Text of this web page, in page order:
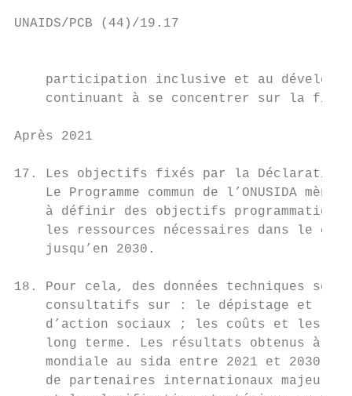
UNAIDS/PCB (44)/19.17
participation inclusive et au
continuant à se concentrer sur la fin
Après 2021
17. Les objectifs fixés par la Déclaration
Le Programme commun de l’ONUSIDA mène
à définir des objectifs
les ressources nécessaires dans le
    jusqu’en 2030.
18. Pour cela, des données techniques
consultatifs sur : le dépistage et le
d’action sociaux ; les coûts et les
long terme. Les résultats obtenus à
mondiale au sida entre 2021 et 2030.
de partenaires internationaux